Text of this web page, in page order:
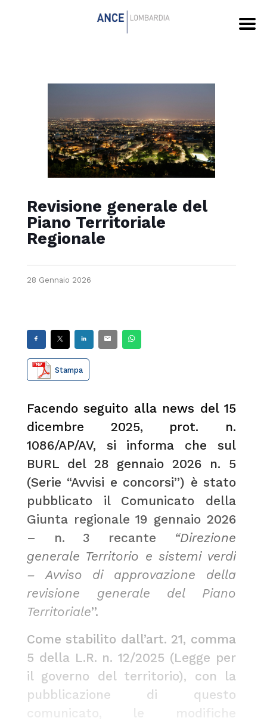
Revisione generale del
Piano Territoriale
Regionale
28 Gennaio 2026
Stampa
Facendo seguito alla news del 15
dicembre 2025, prot. n.
1086/AP/AV, si informa che sul
BURL del 28 gennaio 2026 n. 5
(Serie “Avvisi e concorsi”) è stato
pubblicato il Comunicato della
Giunta regionale 19 gennaio 2026
– n. 3 recante “Direzione
generale Territorio e sistemi verdi
– Avviso di approvazione della
revisione generale del Piano
Territoriale”.
Come stabilito dall’art. 21, comma
5 della L.R. n. 12/2025 (Legge per
il governo del territorio), con la
pubblicazione di questo
comunicato, le modifiche